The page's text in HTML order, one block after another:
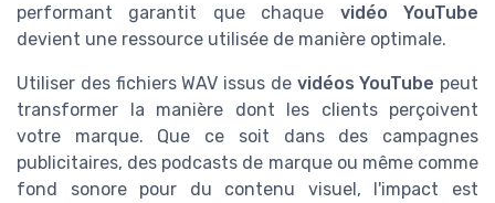
performant garantit que chaque vidéo YouTube
devient une ressource utilisée de manière optimale.
Utiliser des fichiers WAV issus de vidéos YouTube peut
transformer la manière dont les clients perçoivent
votre marque. Que ce soit dans des campagnes
publicitaires, des podcasts de marque ou même comme
fond sonore pour du contenu visuel, l'impact est